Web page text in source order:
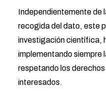
Independientemente de
recogida del dato, este
investigación científica,
implementando siempre
respetando los
interesados.